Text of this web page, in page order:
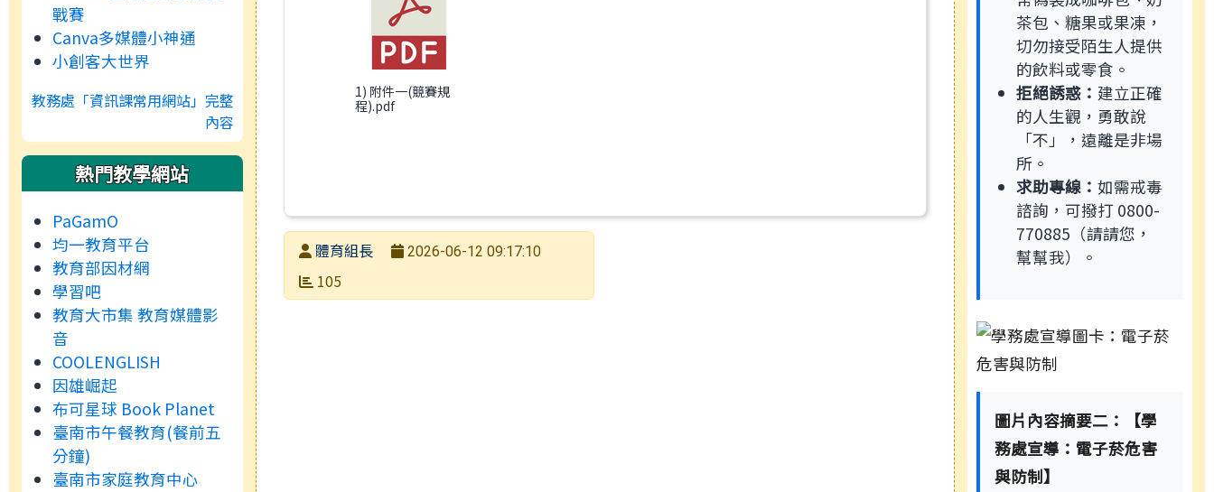
戰賽
Canva多媒體小神通
小創客大世界
教務處「資訊課常用網站」完整
內容
熱門教學網站
PaGamO
均一教育平台
教育部因材網
學習吧
教育大市集 教育媒體影
音
COOLENGLISH
因雄崛起
布可星球 Book Planet
臺南市午餐教育(餐前五
分鐘)
臺南市家庭教育中心
1) 附件一(競賽規
程).pdf
發布者體育組長
發布日期
2026-06-12 09:17:10
瀏覽次數
105
茶包、糖果或果凍，
切勿接受陌生人提供
的飲料或零食。
拒絕誘惑： 建立正確
的人生觀，勇敢說
「不」，遠離是非場
所。
求助專線： 如需戒毒
諮詢，可撥打 0800-
770885（請請您，
幫幫我）。
圖片內容摘要二：【學
務處宣導：電子菸危害
與防制】